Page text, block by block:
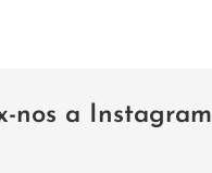
nos a Instagram